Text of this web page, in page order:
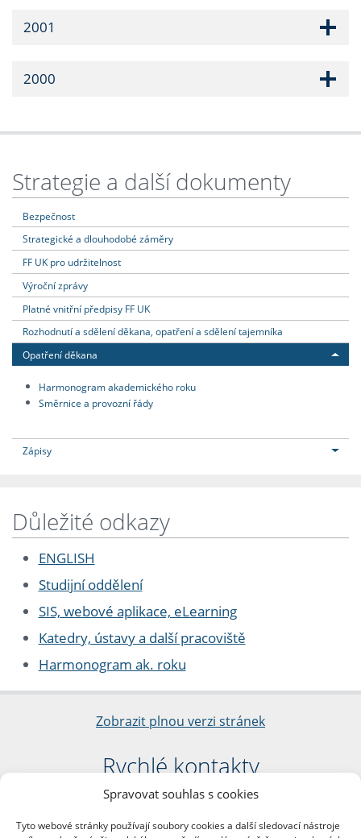
Spravovat souhlas s cookies
Tyto webové stránky používají soubory cookies a další sledovací nástroje
2001
2000
Strategie a další dokumenty
Bezpečnost
Strategické a dlouhodobé záměry
FF UK pro udržitelnost
Výroční zprávy
Platné vnitřní předpisy FF UK
Rozhodnutí a sdělení děkana, opatření a sdělení tajemníka
Opatření děkana
Harmonogram akademického roku
Směrnice a provozní řády
Zápisy
Důležité odkazy
ENGLISH
Studijní oddělení
SIS, webové aplikace, eLearning
Katedry, ústavy a další pracoviště
Harmonogram ak. roku
Zobrazit plnou verzi stránek
Rychlé kontakty
Filozofická fakulta
nám. Jana Palacha 1/2